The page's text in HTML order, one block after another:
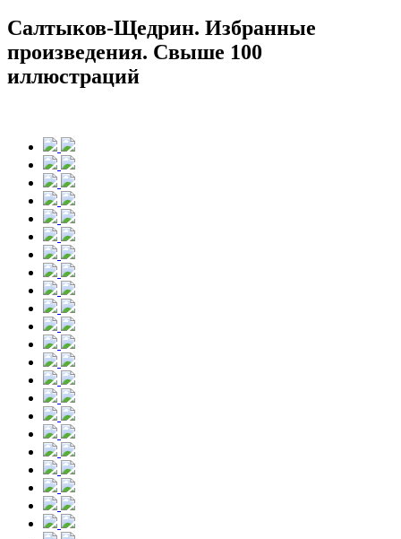
Салтыков-Щедрин. Избранные
произведения. Свыше 100
иллюстраций